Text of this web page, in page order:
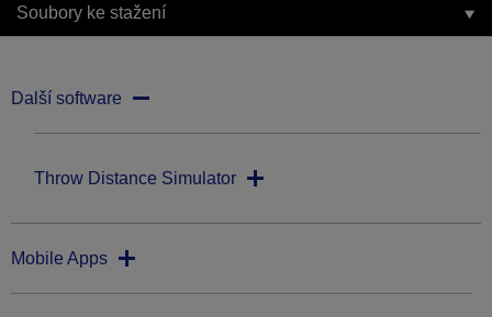
Soubory ke stažení
Další software
Throw Distance Simulator
Mobile Apps